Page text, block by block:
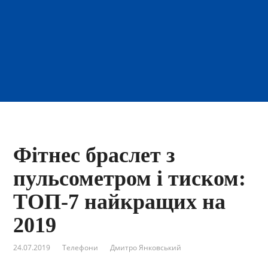
Фітнес браслет з
пульсометром і тиском:
ТОП-7 найкращих на
2019
24.07.2019 Телефони Дмитро Янковський